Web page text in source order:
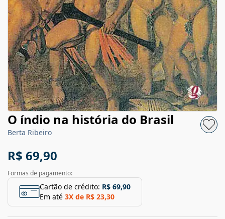
O índio na história do Brasil
Berta Ribeiro
R$ 69,90
Formas de pagamento:
Cartão de crédito: R$ 69,90
Em até 3X de R$ 23,30